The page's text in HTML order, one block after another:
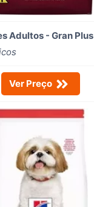
Adultos - Gran Plus
Ver Preço